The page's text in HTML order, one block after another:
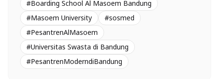
#Boarding School Al Masoem Bandung
#Masoem University
#sosmed
#PesantrenAlMasoem
#Universitas Swasta di Bandung
#PesantrenModerndiBandung